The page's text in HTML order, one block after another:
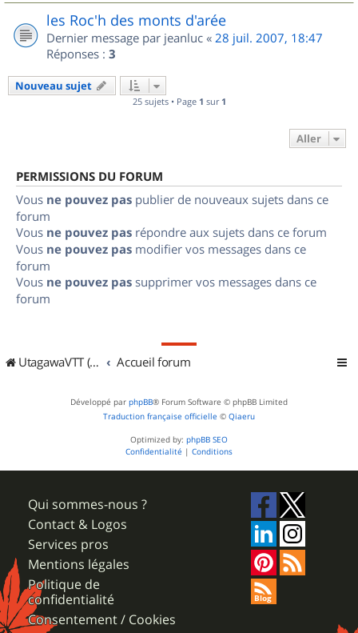
les Roc'h des monts d'arée
Dernier message par jeanluc « 28 juil. 2007, 18:47
Réponses : 3
Nouveau sujet
25 sujets • Page 1 sur 1
Aller
PERMISSIONS DU FORUM
Vous ne pouvez pas publier de nouveaux sujets dans ce
forum
Vous ne pouvez pas répondre aux sujets dans ce forum
Vous ne pouvez pas modifier vos messages dans ce
forum
Vous ne pouvez pas supprimer vos messages dans ce
forum
UtagawaVTT (Randos VTT et VTTAE avec traces GPS) Accueil forum
Développé par phpBB® Forum Software © phpBB Limited
Traduction française officielle © Qiaeru
Optimized by: phpBB SEO
Confidentialité | Conditions
Qui sommes-nous ?
Contact & Logos
Services pros
Mentions légales
Politique de
confidentialité
Consentement / Cookies